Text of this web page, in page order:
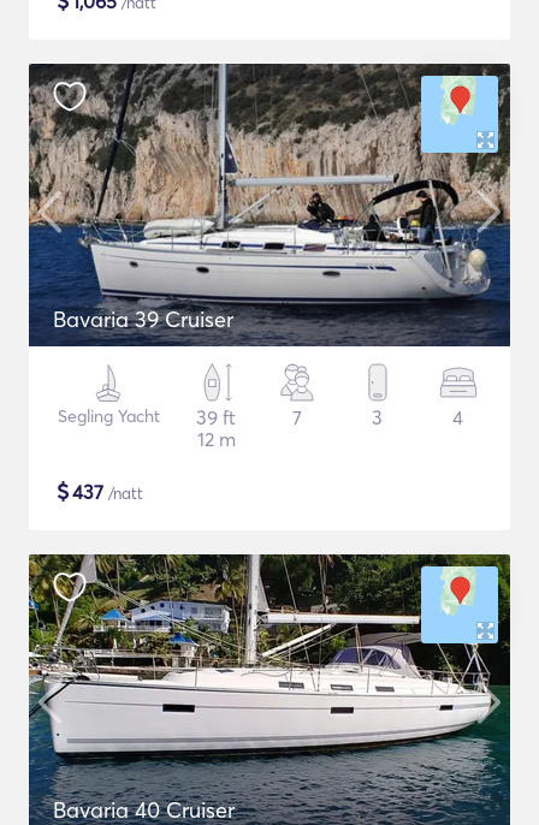
Bavaria 39 Cruiser
Segling Yacht
39 ft
12 m
7 3 4
$437 /natt
Bavaria 40 Cruiser